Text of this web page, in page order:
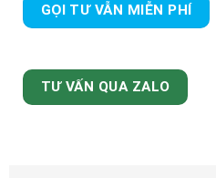
GỌI TƯ VẪN MIỄN PHÍ
TƯ VẤN QUA ZALO